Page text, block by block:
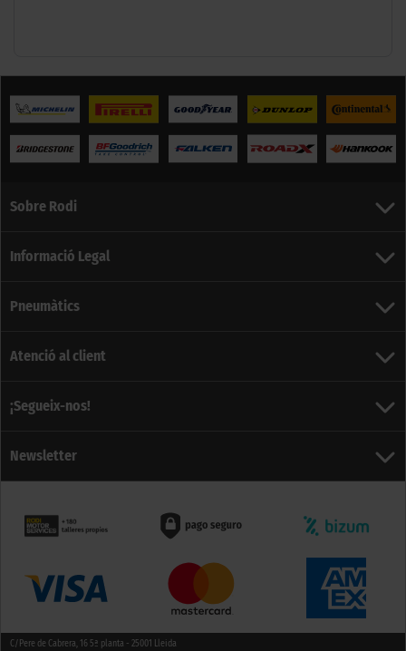
Sobre Rodi
Informació Legal
Pneumàtics
Atenció al client
¡Segueix-nos!
Newsletter
C/Pere de Cabrera, 16 5ª planta - 25001 Lleida